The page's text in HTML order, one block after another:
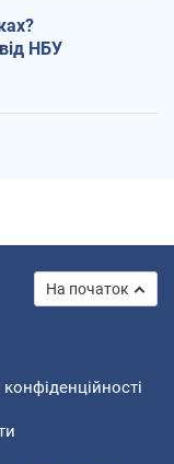
НБУ
На початок